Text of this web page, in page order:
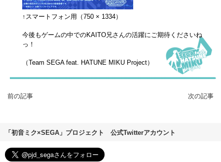
↑スマートフォン用（750 × 1334）
今後もゲームの中でのKAITO兄さんの活躍にご期待くださいね
っ！
（Team SEGA feat. HATUNE MIKU Project）
前の記事 次の記事
「初音ミク×SEGA」プロジェクト 公式Twitterアカウント